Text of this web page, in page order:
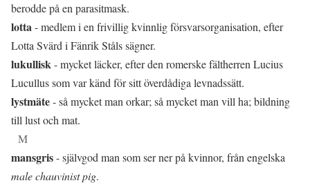
berodde på en parasitmask.
lotta- medlem i en frivillig kvinnlig försvarsorganisation, efter
Lotta Svärd i Fänrik Ståls sägner.
lukullisk- mycket läcker, efter den romerske fältherren Lucius
Lucullus som var känd för sitt överdådiga levnadssätt.
lystmäte- så mycket man orkar; så mycket man vill ha; bildning
till lust och mat.
M
mansgris- självgod man som ser ner på kvinnor, från engelska
male chauvinist pig.